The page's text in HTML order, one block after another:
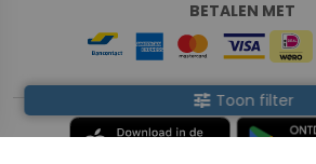
tune Toon filter
BETALEN MET